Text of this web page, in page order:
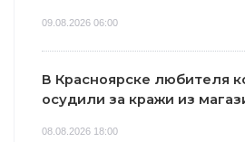
09.08.2026 06:00
В Красноярске любителя
осудили за кражи из
08.08.2026 18:00